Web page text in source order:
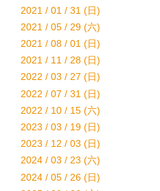
2021 / 01 / 31 (日)
2021 / 05 / 29 (六)
2021 / 08 / 01 (日)
2021 / 11 / 28 (日)
2022 / 03 / 27 (日)
2022 / 07 / 31 (日)
2022 / 10 / 15 (六)
2023 / 03 / 19 (日)
2023 / 12 / 03 (日)
2024 / 03 / 23 (六)
2024 / 05 / 26 (日)